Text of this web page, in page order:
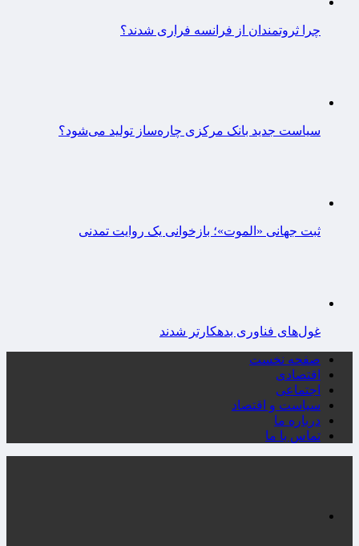
چرا ثروتمندان از فرانسه فراری شدند؟
سیاست جدید بانک مرکزی چاره‌ساز تولید می‌شود؟
ثبت جهانی «الموت»؛ بازخوانی یک روایت تمدنی
غول‌های فناوری بدهکارتر شدند
صفحه نخست
اقتصادی
اجتماعی
سیاست و اقتصاد
درباره ما
تماس با ما